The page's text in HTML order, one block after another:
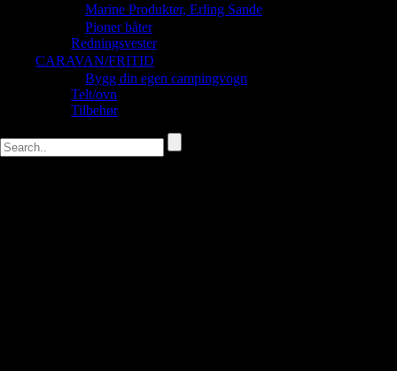
Marine Produkter, Erling Sande
Pioner båter
Redningsvester
CARAVAN/FRITID
Bygg din egen campingvogn
Telt/ovn
Tilbehør